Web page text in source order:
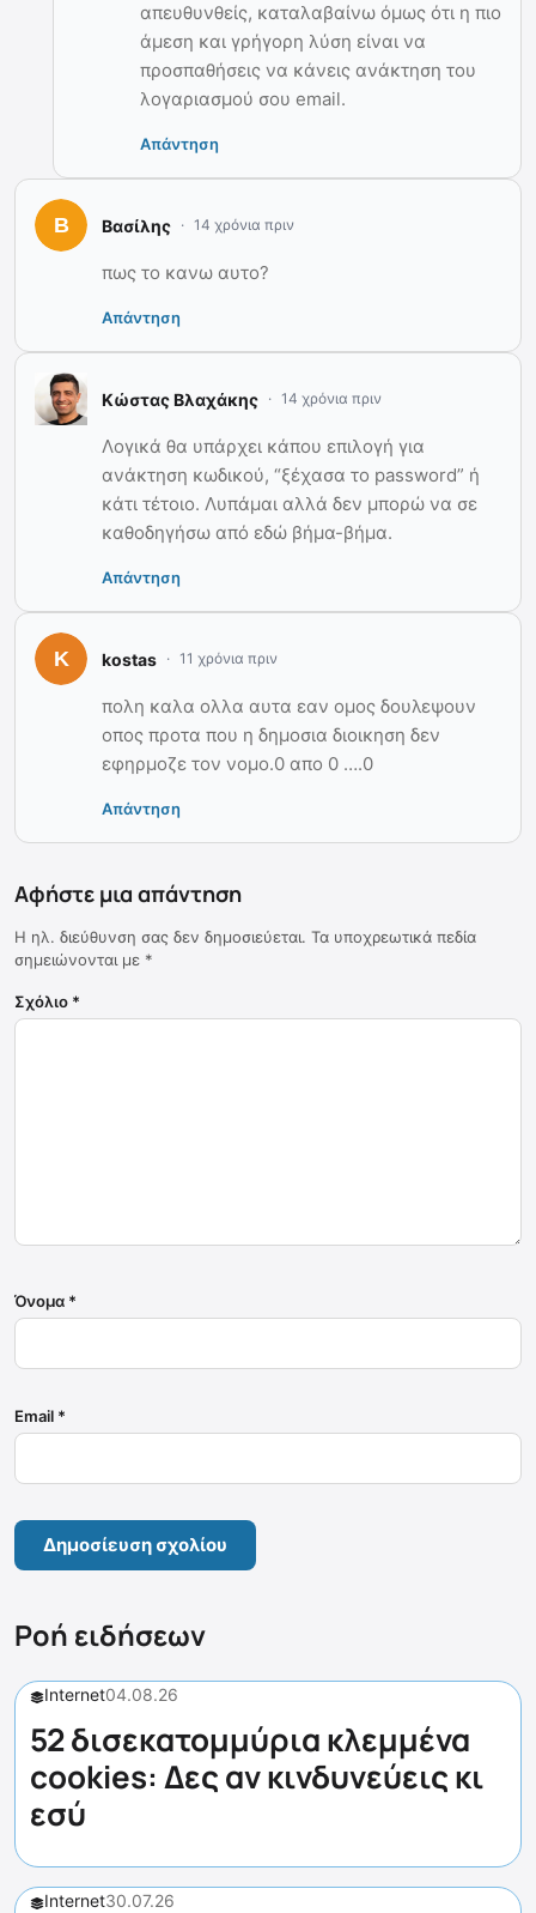
απευθυνθείς, καταλαβαίνω όμως ότι η πιο
άμεση και γρήγορη λύση είναι να
προσπαθήσεις να κάνεις ανάκτηση του
λογαριασμού σου email.
Απάντηση
Βασίλης 14 χρόνια πριν
πως το κανω αυτο?
Απάντηση
Κώστας Βλαχάκης 14 χρόνια πριν
Λογικά θα υπάρχει κάπου επιλογή για
ανάκτηση κωδικού, “ξέχασα το password” ή
κάτι τέτοιο. Λυπάμαι αλλά δεν μπορώ να σε
καθοδηγήσω από εδώ βήμα-βήμα.
Απάντηση
kostas 11 χρόνια πριν
πολη καλα ολλα αυτα εαν ομος δουλεψουν
οπος προτα που η δημοσια διοικηση δεν
εφηρμοζε τον νομο.0 απο 0 ….0
Απάντηση
Αφήστε μια απάντηση
Η ηλ. διεύθυνση σας δεν δημοσιεύεται. Τα υποχρεωτικά πεδία
σημειώνονται με *
Σχόλιο *
Όνομα *
Email *
Ροή ειδήσεων
Internet04.08.26
52 δισεκατομμύρια κλεμμένα
cookies: Δες αν κινδυνεύεις κι
εσύ
Internet30.07.26